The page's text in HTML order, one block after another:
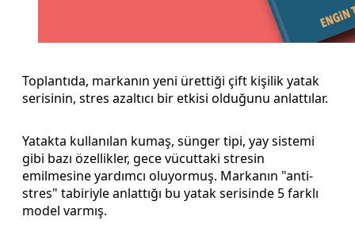
Toplantıda, markanın yeni ürettiği çift kişilik yatak
serisinin, stres azaltıcı bir etkisi olduğunu anlattılar.
Yatakta kullanılan kumaş, sünger tipi, yay sistemi
gibi bazı özellikler, gece vücuttaki stresin
emilmesine yardımcı oluyormuş. Markanın "anti-
stres" tabiriyle anlattığı bu yatak serisinde 5 farklı
model varmış.